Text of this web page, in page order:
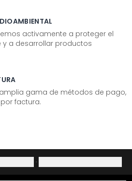
activamente a proteger el
a desarrollar productos
gama de métodos de pago,
factura.
·